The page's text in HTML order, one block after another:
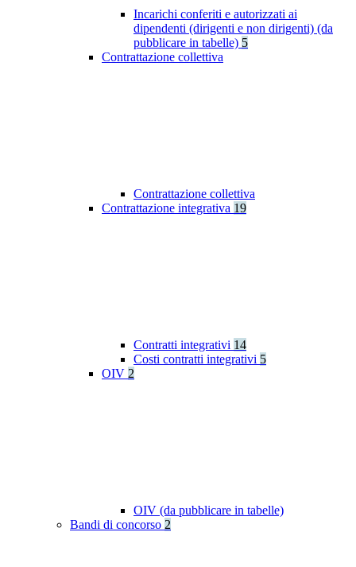
Incarichi conferiti e autorizzati ai
dipendenti (dirigenti e non dirigenti) (da
pubblicare in tabelle) 5
Contrattazione collettiva
Contrattazione collettiva
Contrattazione integrativa 19
Contratti integrativi 14
Costi contratti integrativi 5
OIV 2
OIV (da pubblicare in tabelle)
Bandi di concorso 2